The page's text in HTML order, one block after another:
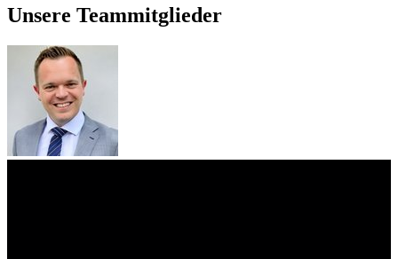
Unsere Teammitglieder